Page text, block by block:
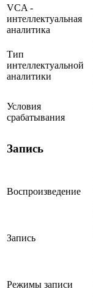
VCA -
интеллектуальная
аналитика
Тип
интеллектуальной
аналитики
Условия
срабатывания
Запись
Воспроизведение
Запись
Режимы записи